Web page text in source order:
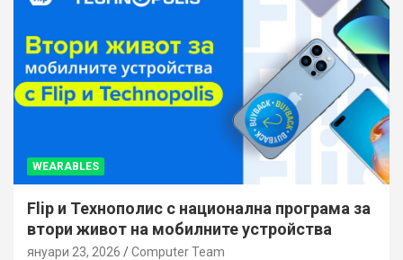
WEARABLES
Flip и Технополис с национална програма за
втори живот на мобилните устройства
януари 23, 2026 Computer Team